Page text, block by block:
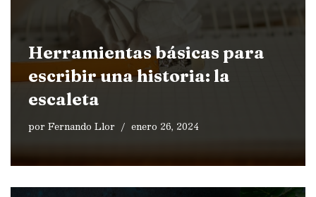
Herramientas básicas para
escribir una historia: la
escaleta
porFernando Llor enero 26, 2024